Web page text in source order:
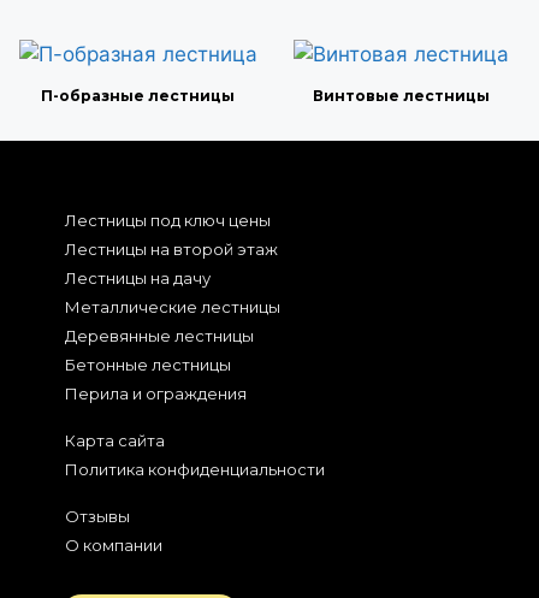
П-образные лестницы Винтовые лестницы
Лестницы под ключ цены
Лестницы на второй этаж
Лестницы на дачу
Металлические лестницы
Деревянные лестницы
Бетонные лестницы
Перила и ограждения
Карта сайта
Политика конфиденциальности
Отзывы
О компании